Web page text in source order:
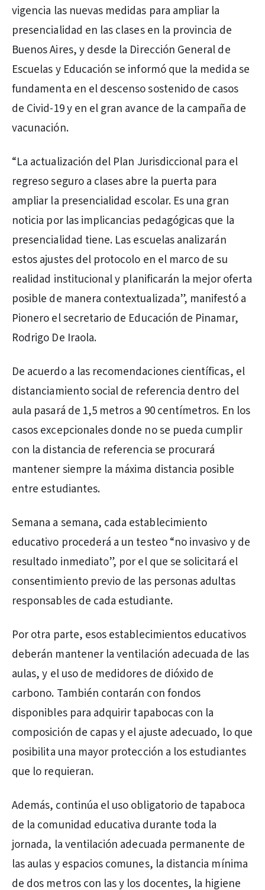
vigencia las nuevas medidas para ampliar la
presencialidad en las clases en la provincia de
Buenos Aires, y desde la Dirección General de
Escuelas y Educación se informó que la medida se
fundamenta en el descenso sostenido de casos
de Civid-19 y en el gran avance de la campaña de
vacunación.
“La actualización del Plan Jurisdiccional para el
regreso seguro a clases abre la puerta para
ampliar la presencialidad escolar. Es una gran
noticia por las implicancias pedagógicas que la
presencialidad tiene. Las escuelas analizarán
estos ajustes del protocolo en el marco de su
realidad institucional y planificarán la mejor oferta
posible de manera contextualizada”, manifestó a
Pionero el secretario de Educación de Pinamar,
Rodrigo De Iraola.
De acuerdo a las recomendaciones científicas, el
distanciamiento social de referencia dentro del
aula pasará de 1,5 metros a 90 centímetros. En los
casos excepcionales donde no se pueda cumplir
con la distancia de referencia se procurará
mantener siempre la máxima distancia posible
entre estudiantes.
Semana a semana, cada establecimiento
educativo procederá a un testeo “no invasivo y de
resultado inmediato”, por el que se solicitará el
consentimiento previo de las personas adultas
responsables de cada estudiante.
Por otra parte, esos establecimientos educativos
deberán mantener la ventilación adecuada de las
aulas, y el uso de medidores de dióxido de
carbono. También contarán con fondos
disponibles para adquirir tapabocas con la
composición de capas y el ajuste adecuado, lo que
posibilita una mayor protección a los estudiantes
que lo requieran.
Además, continúa el uso obligatorio de tapaboca
de la comunidad educativa durante toda la
jornada, la ventilación adecuada permanente de
las aulas y espacios comunes, la distancia mínima
de dos metros con las y los docentes, la higiene